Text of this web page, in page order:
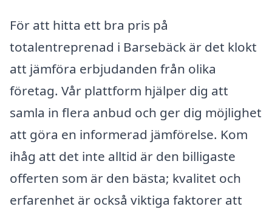
För att hitta ett bra pris på
totalentreprenad i Barsebäck är det klokt
att jämföra erbjudanden från olika
företag. Vår plattform hjälper dig att
samla in flera anbud och ger dig möjlighet
att göra en informerad jämförelse. Kom
ihåg att det inte alltid är den billigaste
offerten som är den bästa; kvalitet och
erfarenhet är också viktiga faktorer att